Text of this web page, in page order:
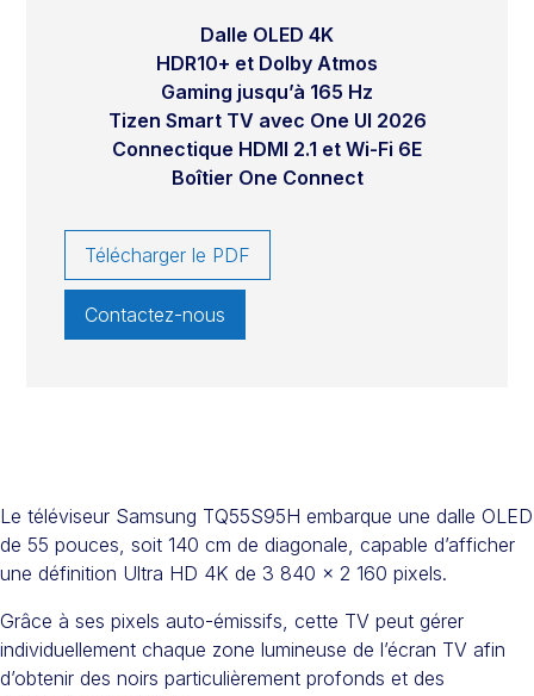
Dalle OLED 4K
HDR10+ et Dolby Atmos
Gaming jusqu’à 165 Hz
Tizen Smart TV avec One UI 2026
Connectique HDMI 2.1 et Wi-Fi 6E
Boîtier One Connect
Télécharger le PDF
Contactez-nous
Le téléviseur Samsung TQ55S95H embarque une dalle OLED
de 55 pouces, soit 140 cm de diagonale, capable d’afficher
une définition Ultra HD 4K de 3 840 x 2 160 pixels.
Grâce à ses pixels auto-émissifs, cette TV peut gérer
individuellement chaque zone lumineuse de l’écran TV afin
d’obtenir des noirs particulièrement profonds et des